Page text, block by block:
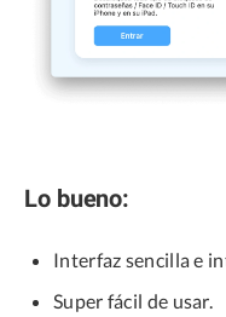
Lo bueno:
Interfaz sencilla e
Super fácil de usar.